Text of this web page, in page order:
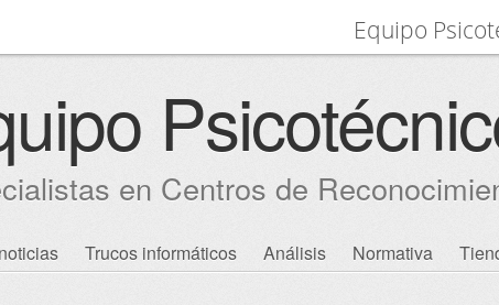
Equipo
en Centros de
Trucos informáticos Análisis Normativa